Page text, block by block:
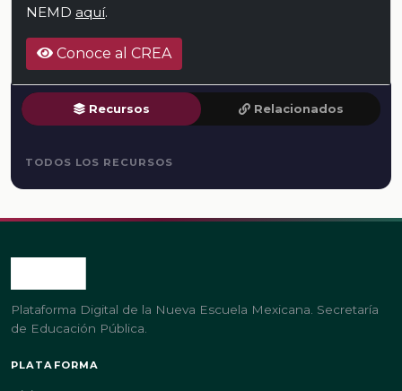
NEMD aquí.
Conoce al CREA
Recursos Relacionados
TODOS LOS RECURSOS
Plataforma Digital de la Nueva Escuela Mexicana. Secretaría
de Educación Pública.
PLATAFORMA